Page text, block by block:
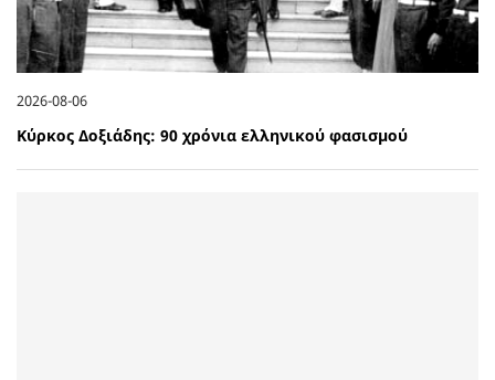
2026-08-06
Κύρκος Δοξιάδης: 90 χρόνια ελληνικού φασισμού